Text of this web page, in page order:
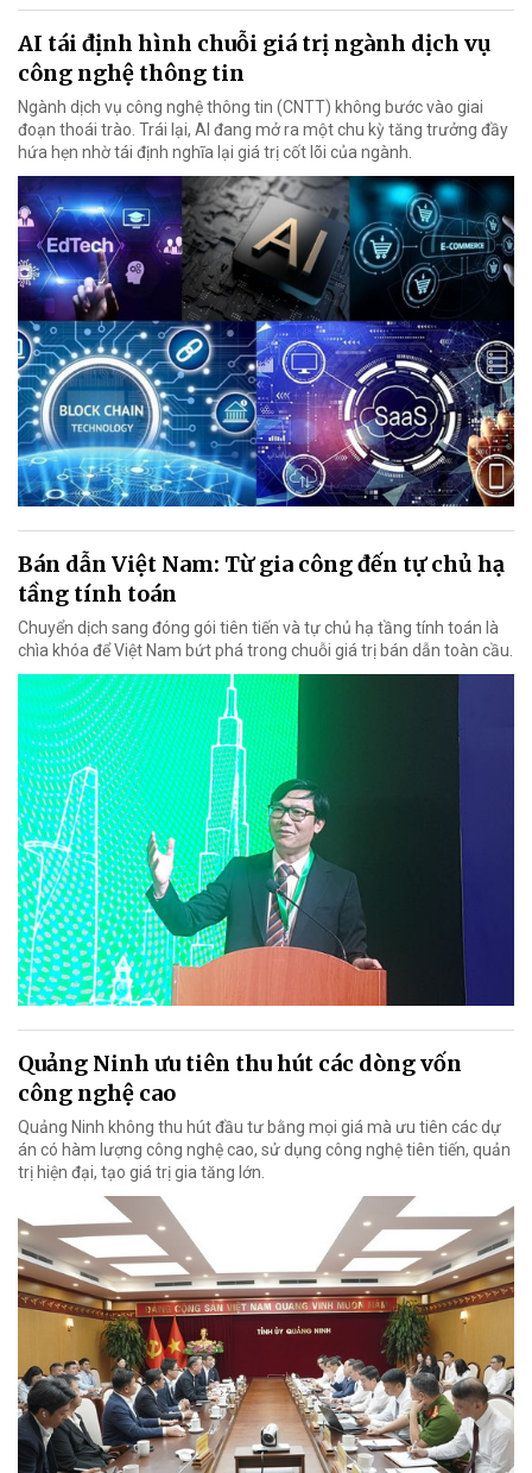
AI tái định hình chuỗi giá trị ngành dịch vụ
công nghệ thông tin
Ngành dịch vụ công nghệ thông tin (CNTT) không bước vào giai
đoạn thoái trào. Trái lại, AI đang mở ra một chu kỳ tăng trưởng đầy
hứa hẹn nhờ tái định nghĩa lại giá trị cốt lõi của ngành.
Bán dẫn Việt Nam: Từ gia công đến tự chủ hạ
tầng tính toán
Chuyển dịch sang đóng gói tiên tiến và tự chủ hạ tầng tính toán là
chìa khóa để Việt Nam bứt phá trong chuỗi giá trị bán dẫn toàn cầu.
Quảng Ninh ưu tiên thu hút các dòng vốn
công nghệ cao
Quảng Ninh không thu hút đầu tư bằng mọi giá mà ưu tiên các dự
án có hàm lượng công nghệ cao, sử dụng công nghệ tiên tiến, quản
trị hiện đại, tạo giá trị gia tăng lớn.